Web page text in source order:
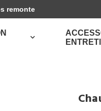
remonte